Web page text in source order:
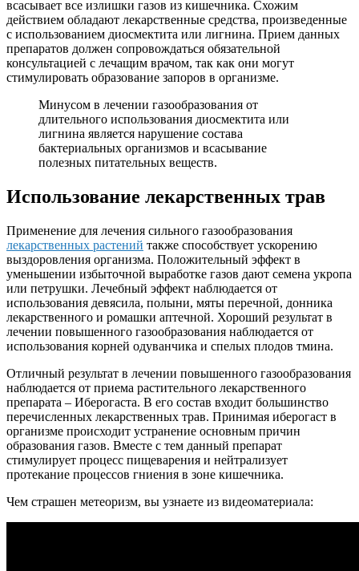
всасывает все излишки газов из кишечника. Схожим
действием обладают лекарственные средства, произведенные
с использованием диосмектита или лигнина. Прием данных
препаратов должен сопровождаться обязательной
консультацией с лечащим врачом, так как они могут
стимулировать образование запоров в организме.
Минусом в лечении газообразования от
длительного использования диосмектита или
лигнина является нарушение состава
бактериальных организмов и всасывание
полезных питательных веществ.
Использование лекарственных трав
Применение для лечения сильного газообразования
лекарственных растений также способствует ускорению
выздоровления организма. Положительный эффект в
уменьшении избыточной выработке газов дают семена укропа
или петрушки. Лечебный эффект наблюдается от
использования девясила, полыни, мяты перечной, донника
лекарственного и ромашки аптечной. Хороший результат в
лечении повышенного газообразования наблюдается от
использования корней одуванчика и спелых плодов тмина.
Отличный результат в лечении повышенного газообразования
наблюдается от приема растительного лекарственного
препарата – Иберогаста. В его состав входит большинство
перечисленных лекарственных трав. Принимая иберогаст в
организме происходит устранение основным причин
образования газов. Вместе с тем данный препарат
стимулирует процесс пищеварения и нейтрализует
протекание процессов гниения в зоне кишечника.
Чем страшен метеоризм, вы узнаете из видеоматериала: